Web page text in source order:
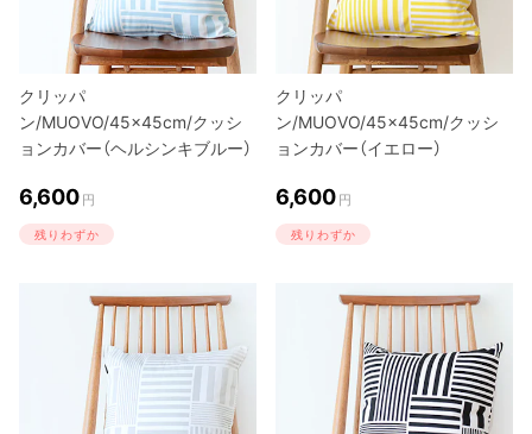
クリッパ
ン/MUOVO/45×45cm/クッシ
ョンカバー（ヘルシンキブルー）
6,600 円
残りわずか
クリッパ
ン/MUOVO/45×45cm/クッシ
ョンカバー（イエロー）
6,600 円
残りわずか